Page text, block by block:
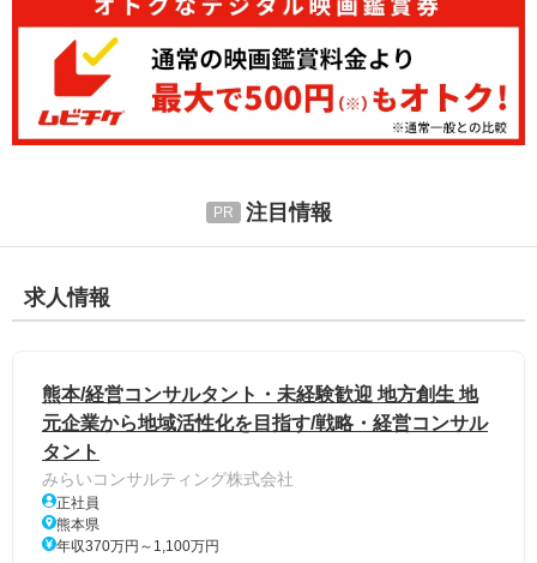
注目情報
求人情報
熊本/経営コンサルタント・未経験歓迎 地方創生 地
元企業から地域活性化を目指す/戦略・経営コンサル
タント
みらいコンサルティング株式会社
正社員
熊本県
年収370万円～1,100万円